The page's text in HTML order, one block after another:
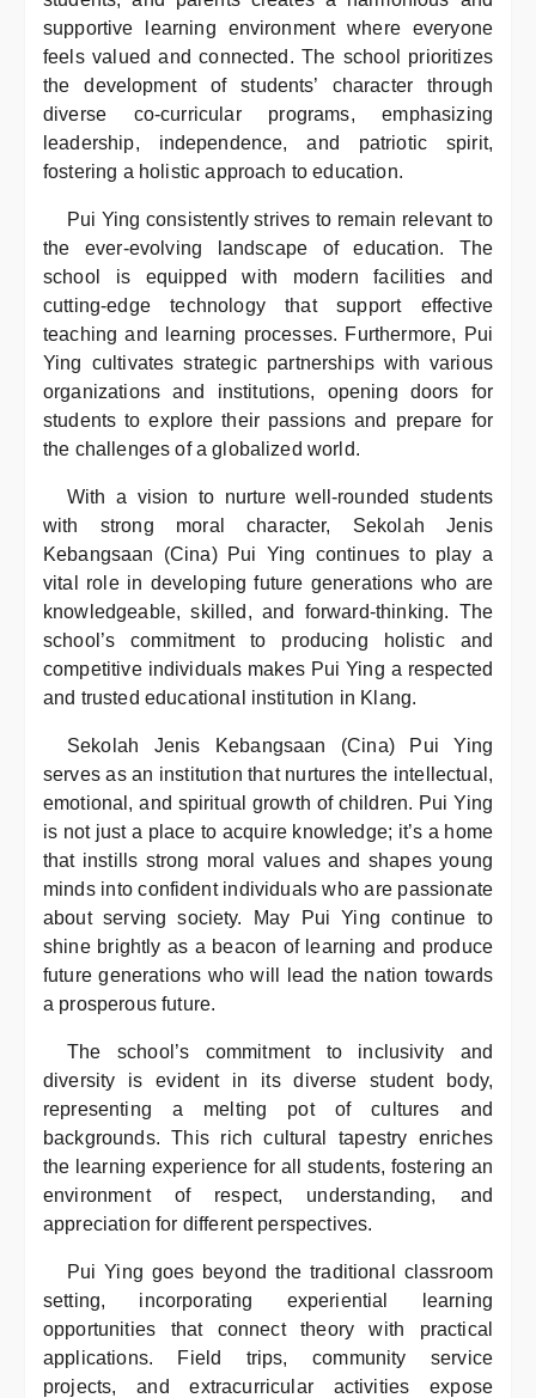
supportive learning environment where everyone
feels valued and connected. The school prioritizes
the development of students’ character through
diverse co-curricular programs, emphasizing
leadership, independence, and patriotic spirit,
fostering a holistic approach to education.
Pui Ying consistently strives to remain relevant to
the ever-evolving landscape of education. The
school is equipped with modern facilities and
cutting-edge technology that support effective
teaching and learning processes. Furthermore, Pui
Ying cultivates strategic partnerships with various
organizations and institutions, opening doors for
students to explore their passions and prepare for
the challenges of a globalized world.
With a vision to nurture well-rounded students
with strong moral character, Sekolah Jenis
Kebangsaan (Cina) Pui Ying continues to play a
vital role in developing future generations who are
knowledgeable, skilled, and forward-thinking. The
school’s commitment to producing holistic and
competitive individuals makes Pui Ying a respected
and trusted educational institution in Klang.
Sekolah Jenis Kebangsaan (Cina) Pui Ying
serves as an institution that nurtures the intellectual,
emotional, and spiritual growth of children. Pui Ying
is not just a place to acquire knowledge; it’s a home
that instills strong moral values and shapes young
minds into confident individuals who are passionate
about serving society. May Pui Ying continue to
shine brightly as a beacon of learning and produce
future generations who will lead the nation towards
a prosperous future.
The school’s commitment to inclusivity and
diversity is evident in its diverse student body,
representing a melting pot of cultures and
backgrounds. This rich cultural tapestry enriches
the learning experience for all students, fostering an
environment of respect, understanding, and
appreciation for different perspectives.
Pui Ying goes beyond the traditional classroom
setting, incorporating experiential learning
opportunities that connect theory with practical
applications. Field trips, community service
projects, and extracurricular activities expose